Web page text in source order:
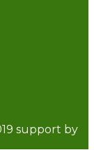
support by